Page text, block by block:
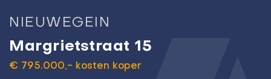
NIEUWEGEIN
Margrietstraat 15
€ 795.000,- kosten koper